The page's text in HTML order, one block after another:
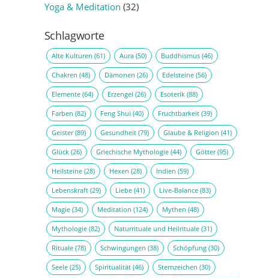
Yoga & Meditation (32)
Schlagworte
Alte Kulturen (61) Aura(50) Buddhismus(46)
Chakren (48) Dämonen (26) Edelsteine(56)
Elemente(64) Erzengel (26) Esoterik(88)
Farben (82) Feng Shui (40) Fruchtbarkeit(39)
Geister(89) Gesundheit(79) Glaube & Religion (41)
Glück(26) Griechische Mythologie(44) Götter(95)
Heilsteine(28) Hexen (28) Indien (59)
Lebenskraft(29) Liebe(41) Live-Balance(83)
Magie(34) Meditation (124) Mythen (48)
Mythologie(82) Naturrituale und Heilrituale(31)
Rituale(78) Schwingungen (38) Schöpfung(30)
Seele(25) Spiritualität(46) Sternzeichen (30)